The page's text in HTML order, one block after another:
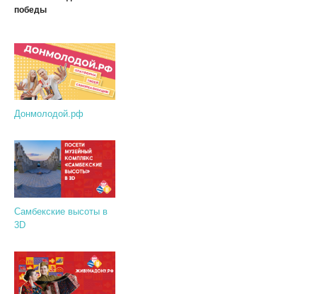
победы
Донмолодой.рф
Самбекские высоты в
3D